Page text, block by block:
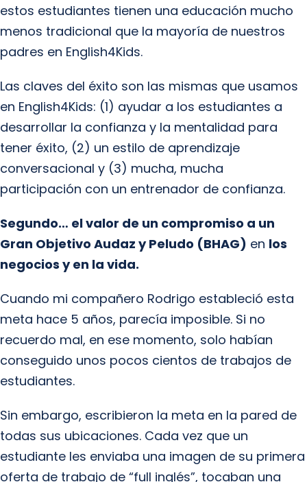
estos estudiantes tienen una educación mucho
menos tradicional que la mayoría de nuestros
padres en English4Kids.
Las claves del éxito son las mismas que usamos
en English4Kids: (1) ayudar a los estudiantes a
desarrollar la confianza y la mentalidad para
tener éxito, (2) un estilo de aprendizaje
conversacional y (3) mucha, mucha
participación con un entrenador de confianza.
Segundo… el valor de un compromiso a un
Gran Objetivo Audaz y Peludo (BHAG) en los
negocios y en la vida.
Cuando mi compañero Rodrigo estableció esta
meta hace 5 años, parecía imposible. Si no
recuerdo mal, en ese momento, solo habían
conseguido unos pocos cientos de trabajos de
estudiantes.
Sin embargo, escribieron la meta en la pared de
todas sus ubicaciones. Cada vez que un
estudiante les enviaba una imagen de su primera
oferta de trabajo de “full inglés”, tocaban una